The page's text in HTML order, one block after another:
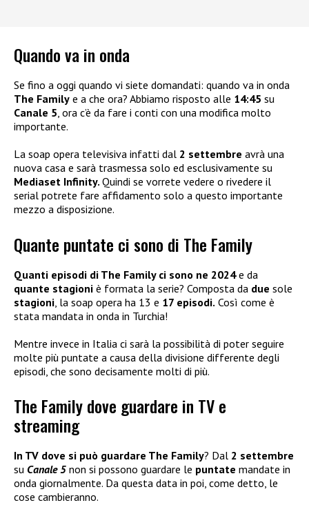
Quando va in onda
Se fino a oggi quando vi siete domandati: quando va in onda
The Family e a che ora? Abbiamo risposto alle 14:45 su
Canale 5, ora c’è da fare i conti con una modifica molto
importante.
La soap opera televisiva infatti dal 2 settembre avrà una
nuova casa e sarà trasmessa solo ed esclusivamente su
Mediaset Infinity. Quindi se vorrete vedere o rivedere il
serial potrete fare affidamento solo a questo importante
mezzo a disposizione.
Quante puntate ci sono di The Family
Quanti episodi di The Family ci sono ne 2024e da
quante stagioni è formata la serie? Composta da due sole
stagioni , la soap opera ha 13 e 17 episodi. Così come è
stata mandata in onda in Turchia!
Mentre invece in Italia ci sarà la possibilità di poter seguire
molte più puntate a causa della divisione differente degli
episodi, che sono decisamente molti di più.
The Family dove guardare in TV e
streaming
In TV dove si può guardare The Family? Dal 2 settembre
su Canale 5 non si possono guardare le puntate mandate in
onda giornalmente. Da questa data in poi, come detto, le
cose cambieranno.